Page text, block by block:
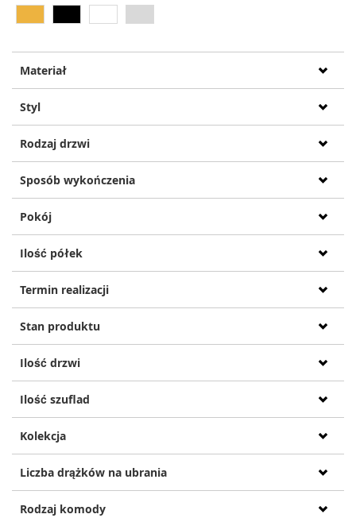
Materiał
Styl
Rodzaj drzwi
Sposób wykończenia
Pokój
Ilość półek
Termin realizacji
Stan produktu
Ilość drzwi
Ilość szuflad
Kolekcja
Liczba drążków na ubrania
Rodzaj komody